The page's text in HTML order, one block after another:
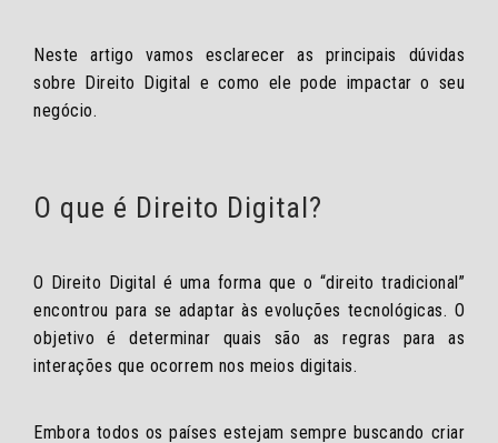
Neste artigo vamos esclarecer as principais dúvidas
sobre Direito Digital e como ele pode impactar o seu
negócio.
O que é Direito Digital?
O Direito Digital é uma forma que o “direito tradicional”
encontrou para se adaptar às evoluções tecnológicas. O
objetivo é determinar quais são as regras para as
interações que ocorrem nos meios digitais.
Embora todos os países estejam sempre buscando criar